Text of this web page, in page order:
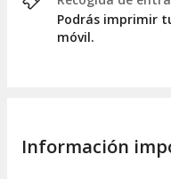
Podrás imprimir
móvil.
Información